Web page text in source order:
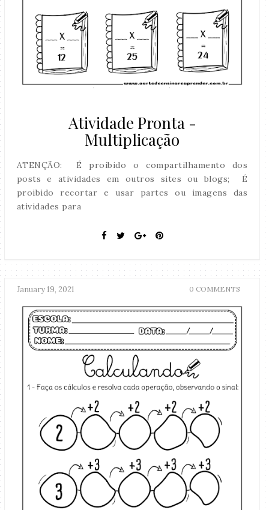
Atividade Pronta -
Multiplicação
ATENÇÃO: É proibido o compartilhamento dos
posts e atividades em outros sites ou blogs; É
proibido recortar e usar partes ou imagens das
atividades para
January 19, 2021 0 COMMENTS